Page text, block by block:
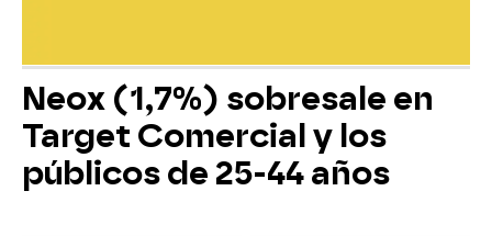
Neox (1,7%) sobresale en
Target Comercial y los
públicos de 25-44 años